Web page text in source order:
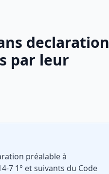
declaration
par leur
préalable à
7 1° et suivants du Code